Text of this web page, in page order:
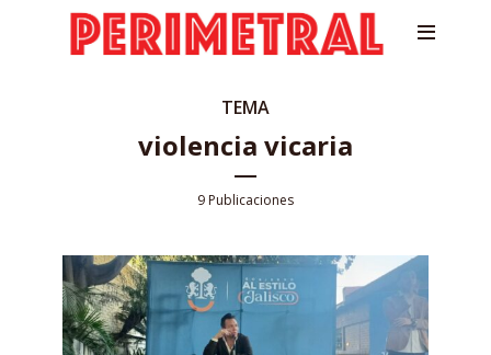
TEMA
violencia vicaria
9 Publicaciones